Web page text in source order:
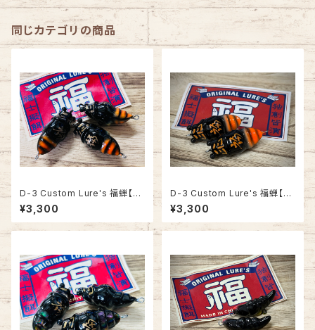
同じカテゴリの商品
D-3 Custom Lure's 福蝉【塗
装オレンジベリー】FUKUSHI L
URES フクゼミ
¥3,300
D-3 Custom Lure's 福蝉【塗
装オレンジベリー】FUKUSHI L
URES フクゼミ
¥3,300